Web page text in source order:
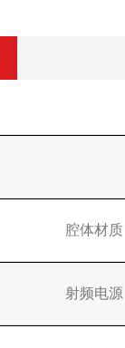
腔体材质
射频电源